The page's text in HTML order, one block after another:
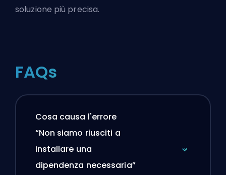
soluzione più precisa.
FAQs
Cosa causa l'errore
“Non siamo riusciti a
installare una
dipendenza necessaria”